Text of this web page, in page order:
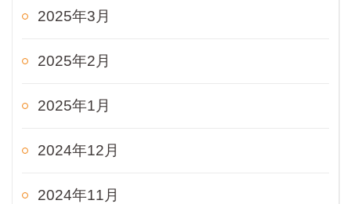
2025年3月
2025年2月
2025年1月
2024年12月
2024年11月